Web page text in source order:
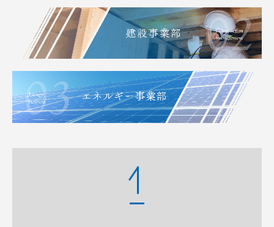
エネルギー事業部
ニュース・お知らせ
お問合せ